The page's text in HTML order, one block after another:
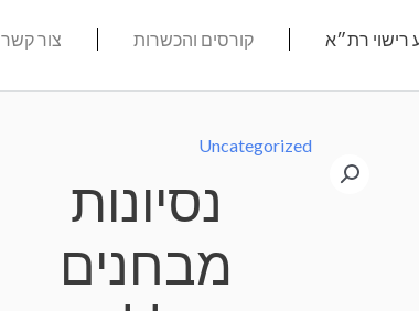
רישוי רת״א קורסים והכשרות צור קשר
Uncategorized
נסיונות
מבחנים